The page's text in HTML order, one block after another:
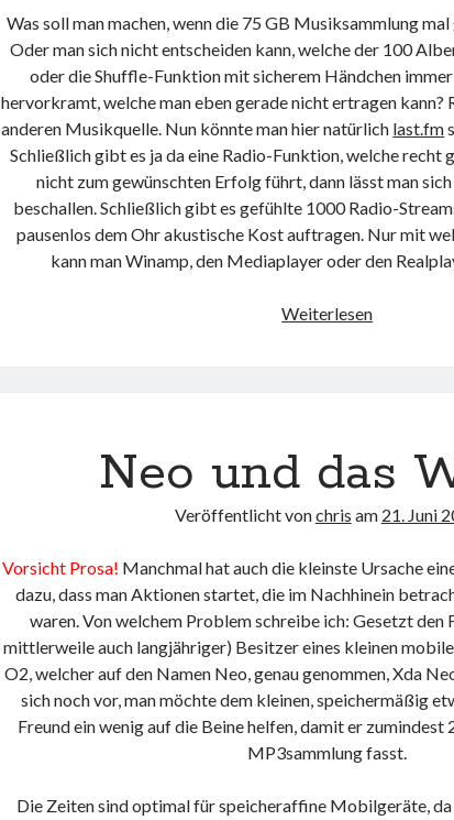
Was soll man machen, wenn die 75 GB Musiksammlung
Oder man sich nicht entscheiden kann, welche der 100
oder die Shuffle-Funktion mit sicherem Händchen immer
hervorkramt, welche man eben gerade nicht ertragen
anderen Musikquelle. Nun könnte man hier natürlich last.fm
Schließlich gibt es ja da eine Radio-Funktion, welche recht
nicht zum gewünschten Erfolg führt, dann lässt man
beschallen. Schließlich gibt es gefühlte 1000 Radio-
pausenlos dem Ohr akustische Kost auftragen. Nur mit
kann man Winamp, den Mediaplayer oder den
WeiterlesenMusik
Neo und das
Veröffentlicht vonchris am 21. Juni
Vorsicht Prosa! Manchmal hat auch die kleinste Ursache
dazu, dass man Aktionen startet, die im Nachhinein
waren. Von welchem Problem schreibe ich: Gesetzt den
mittlerweile auch langjähriger) Besitzer eines kleinen
O2, welcher auf den Namen Neo, genau genommen, Xda
sich noch vor, man möchte dem kleinen, speichermäßig
Freund ein wenig auf die Beine helfen, damit er
MP3sammlung fasst.
Die Zeiten sind optimal für speicheraffine Mobilgeräte,